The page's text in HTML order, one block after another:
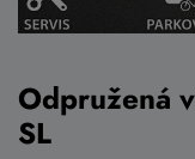
Odpružená
SL